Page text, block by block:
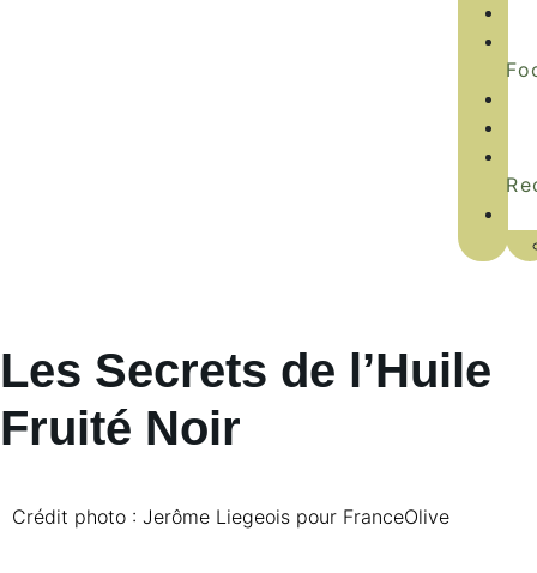
Les Secrets de l’Huile
Fruité Noir
Crédit photo : Jerôme Liegeois pour FranceOlive